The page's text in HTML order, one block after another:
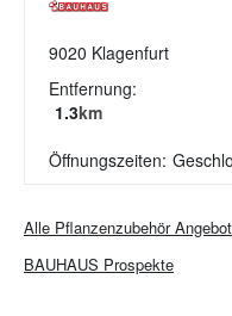
9020 Klagenfurt
Entfernung:
1.3km
Öffnungszeiten:
Alle Pflanzenzubehör
BAUHAUS Prospekte